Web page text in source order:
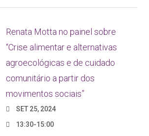
Renata Motta no painel sobre
“Crise alimentar e alternativas
agroecológicas e de cuidado
comunitário a partir dos
movimentos sociais”
SET 25, 2024
13:30-15:00